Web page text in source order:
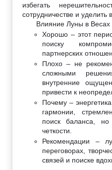
избегать
сотрудничестве и уделить
Влияние Луны в Весах
Хорошо – этот
поиску
партнерских
Плохо – не
сложными
внутренние
привести к
Почему –
гармонии,
поиск баланса, но
четкости.
Рекомендации –
переговорах,
связей и поиске